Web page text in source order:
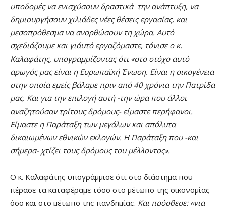
υποδομές να ενισχύσουν δραστικά την ανάπτυξη, να
δημιουργήσουν χιλιάδες νέες θέσεις εργασίας, και
μεσοπρόθεσμα να ανορθώσουν τη χώρα. Αυτό
σχεδιάζουμε και γι΄αυτό εργαζόμαστε, τόνισε ο κ.
Καλαφάτης, υπογραμμίζοντας ότι «στο στόχο αυτό
αρωγός μας είναι η Ευρωπαϊκή Ένωση. Είναι η οικογένεια
στην οποία εμείς βάλαμε πριν από 40 χρόνια την Πατρίδα
μας. Και για την επιλογή αυτή -την ώρα που άλλοι
αναζητούσαν τρίτους δρόμους- είμαστε περήφανοι.
Είμαστε η Παράταξη των μεγάλων και απόλυτα
δικαιωμένων εθνικών εκλογών. Η Παράταξη που -και
σήμερα- χτίζει τους δρόμους του μέλλοντος».
Ο κ. Καλαφάτης υπογράμμισε ότι στο διάστημα που
πέρασε τα καταφέραμε τόσο στο μέτωπο της οικονομίας
όσο και στο μέτωπο της πανδημίας. Και πρόσθεσε: «για